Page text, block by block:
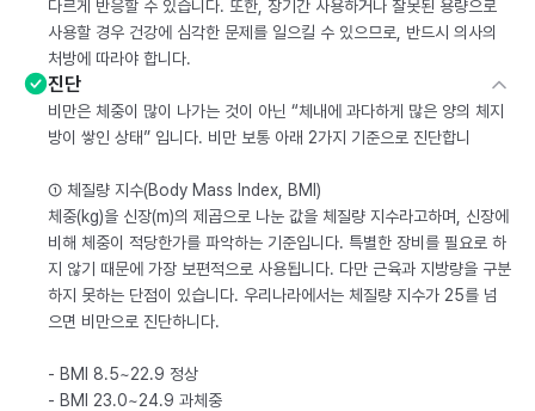
다르게 반응할 수 있습니다. 또한, 장기간 사용하거나 잘못된 용량으로
사용할 경우 건강에 심각한 문제를 일으킬 수 있으므로, 반드시 의사의
처방에 따라야 합니다.
진단
비만은 체중이 많이 나가는 것이 아닌 “체내에 과다하게 많은 양의 체지
방이 쌓인 상태” 입니다. 비만 보통 아래 2가지 기준으로 진단합니
① 체질량 지수(Body Mass Index, BMI)
체중(kg)을 신장(m)의 제곱으로 나눈 값을 체질량 지수라고하며, 신장에
비해 체중이 적당한가를 파악하는 기준입니다. 특별한 장비를 필요로 하
지 않기 때문에 가장 보편적으로 사용됩니다. 다만 근육과 지방량을 구분
하지 못하는 단점이 있습니다. 우리나라에서는 체질량 지수가 25를 넘
으면 비만으로 진단하니다.
- BMI 8.5~22.9 정상
- BMI 23.0~24.9 과체중